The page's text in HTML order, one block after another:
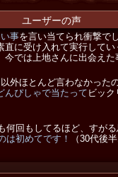
ユーザーの声
事を言い当てられ衝撃で
直に受け入れて実行してい
今では上地さんに出会えた
外ほとんど言わなかったの
んぴしゃで当たって ビック
何回もしてるほど、すがる
は初めてです！
（30代後